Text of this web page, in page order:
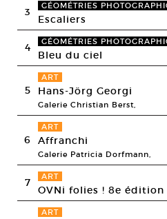
3 GÉOMÉTRIES
Escaliers
4 GÉOMÉTRIES
Bleu du ciel
5
ART
Hans-Jörg Georgi
Galerie Christian Berst,
6
ART
Affranchi
Galerie Patricia Dorfmann,
7 ART
OVNi folies ! 8e édition
ART